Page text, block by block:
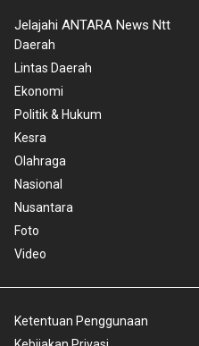
Jelajahi ANTARA News Ntt
Daerah
Lintas Daerah
Ekonomi
Politik & Hukum
Kesra
Olahraga
Nasional
Nusantara
Foto
Video
Ketentuan Penggunaan